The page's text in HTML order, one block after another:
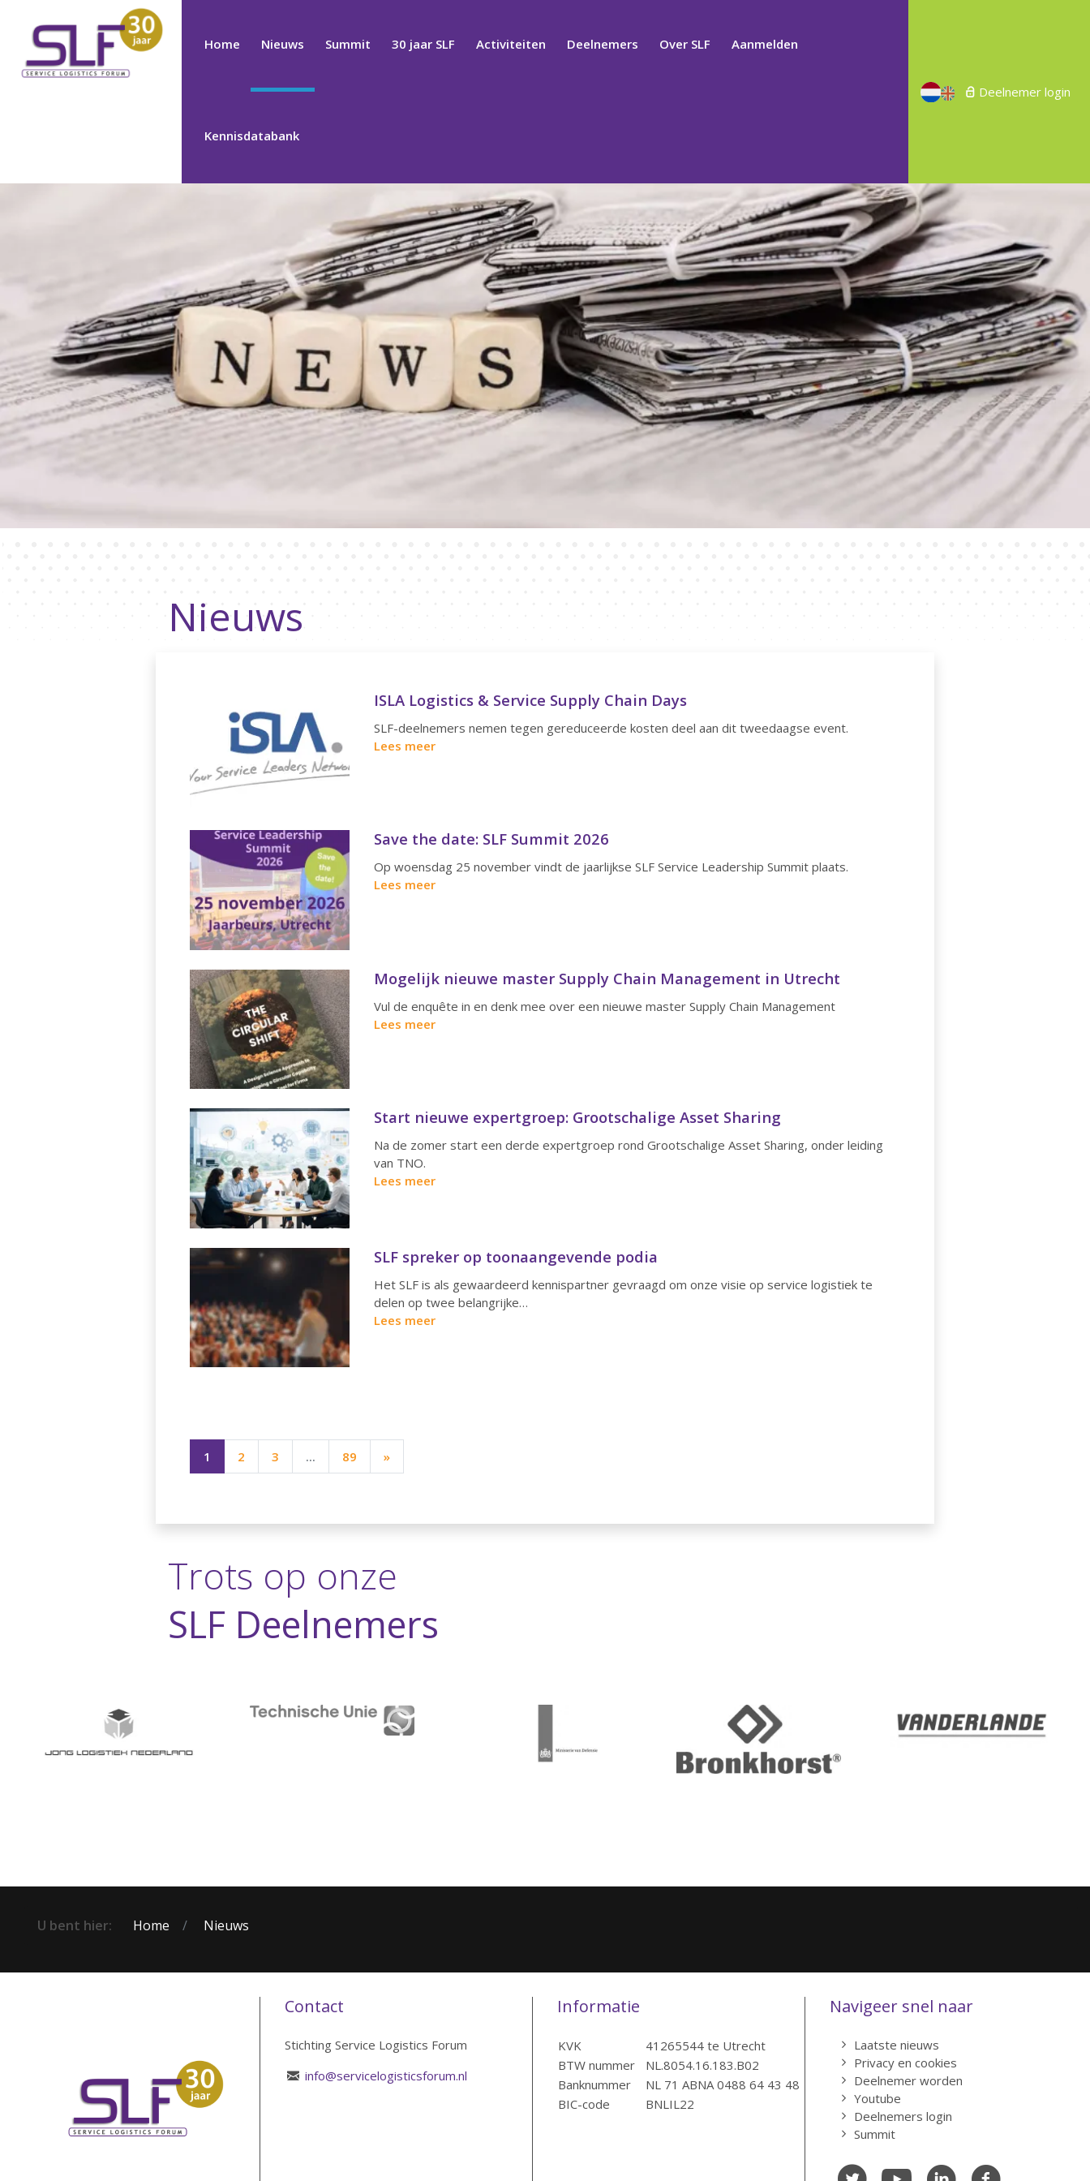
Home Nieuws Summit 30 jaar SLF Activiteiten Deelnemers Over SLF Aanmelden
Kennisdatabank
Deelnemer login
Nieuws
ISLA Logistics & Service Supply Chain Days
SLF-deelnemers nemen tegen gereduceerde kosten deel aan dit tweedaagse event.
Lees meer
Save the date: SLF Summit 2026
Op woensdag 25 november vindt de jaarlijkse SLF Service Leadership Summit plaats.
Lees meer
Mogelijk nieuwe master Supply Chain Management in Utrecht
Vul de enquête in en denk mee over een nieuwe master Supply Chain Management
Lees meer
Start nieuwe expertgroep: Grootschalige Asset Sharing
Na de zomer start een derde expertgroep rond Grootschalige Asset Sharing, onder leiding
van TNO.
Lees meer
SLF spreker op toonaangevende podia
Het SLF is als gewaardeerd kennispartner gevraagd om onze visie op service logistiek te
delen op twee belangrijke…
Lees meer
1 2 3 ... 89 »
Trots op onze
SLF Deelnemers
U bent hier: Home Nieuws
Contact
Stichting Service Logistics Forum
info@servicelogisticsforum.nl
Informatie
KVK
41265544 te Utrecht
BTW nummer
NL.8054.16.183.B02
Banknummer
NL 71 ABNA 0488 64 43 48
BIC-code
BNLIL22
Navigeer snel naar
Laatste nieuws
Privacy en cookies
Deelnemer worden
Youtube
Deelnemers login
Summit